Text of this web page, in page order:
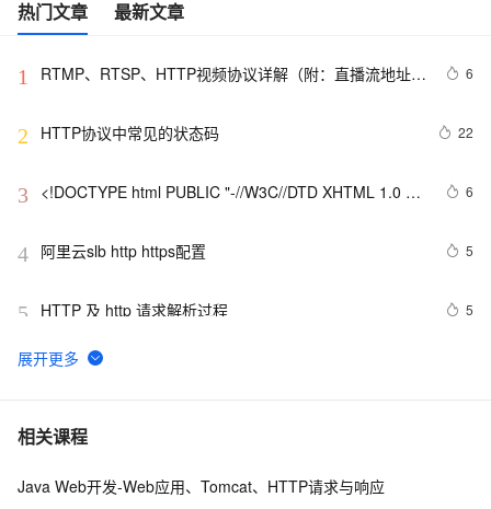
热门文章 最新文章
1
RTMP、RTSP、HTTP视频协议详解（附：直播流地址、
6
2 HTTP协议中常见的状态码 22
3
<!DOCTYPE html PUBLIC "-//W3C//DTD XHTML 1.0
"http://www.w3.org/TR/xhtml1/DTD/xhtml1-strict.dtd">
6
4 阿里云slb http https配置 5
5 5
6
7 <!DOCTYPE html PUBLIC "-//W3C//DTD XHTML 1.0
"http://www.w3.org/TR/xhtml1/DTD/xhtml1-strict.dtd">
8 前端常见的HTTP状态码
相关课程
Java Web开发-Web应用、Tomcat、HTTP请求与响应